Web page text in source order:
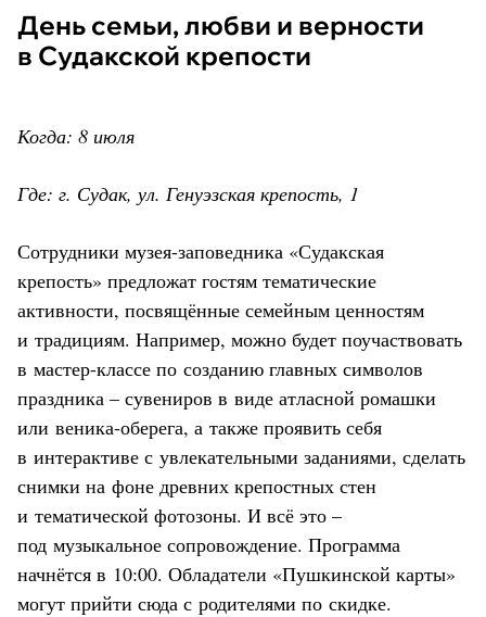
День семьи, любви и верности
в Судакской крепости
Когда: 8 июля
Где: г. Судак, ул. Генуэзская крепость, 1
Сотрудники музея-заповедника «Судакская
крепость» предложат гостям тематические
активности, посвящённые семейным ценностям
и традициям. Например, можно будет поучаствовать
в мастер-классе по созданию главных символов
праздника – сувениров в виде атласной ромашки
или веника-оберега, а также проявить себя
в интерактиве с увлекательными заданиями, сделать
снимки на фоне древних крепостных стен
и тематической фотозоны. И всё это –
под музыкальное сопровождение. Программа
начнётся в 10:00. Обладатели «Пушкинской карты»
могут прийти сюда с родителями по скидке.